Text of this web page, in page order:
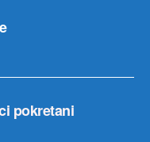
pokretani